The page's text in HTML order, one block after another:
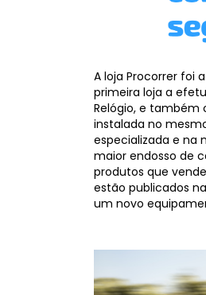
A loja Procorrer foi
primeira loja a
Relógio, e
instalada no
especializada e na
maior endosso de
produtos que
estão publicados
um novo